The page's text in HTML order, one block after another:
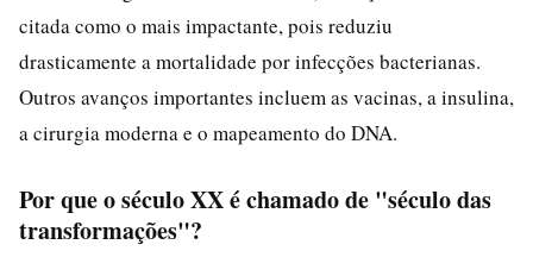
citada como o mais impactante, pois reduziu
drasticamente a mortalidade por infecções bacterianas.
Outros avanços importantes incluem as vacinas, a insulina,
a cirurgia moderna e o mapeamento do DNA.
Por que o século XX é chamado de "século das
transformações"?